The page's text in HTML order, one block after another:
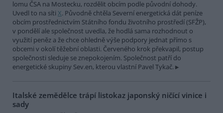
lomu ČSA na Mostecku, rozdělit obcím podle původní dohody.
Uvedl to na síti X. Původně chtěla Severní energetická dát peníze
obcím prostřednictvím Státního fondu životního prostředí (SFŽP),
v pondělí ale společnost uvedla, že hodlá sama rozhodnout o
využití peněz a že chce ohledně výše podpory jednat přímo s
obcemi v okolí těžební oblasti. Červeného krok překvapil, postup
společnosti sleduje se znepokojením. Společnost patří do
energetické skupiny Sev.en, kterou vlastní Pavel Tykač.
Italské zemědělce trápí listokaz japonský ničící vinice i
sady